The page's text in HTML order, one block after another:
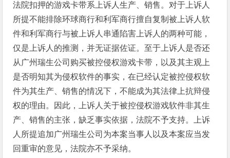
法院扣押的游戏卡带系上诉人生产、销售。对于上诉人
所提不能排除环球商行和利军商行擅自复制被上诉人软
件和利军商行与被上诉人串通陷害上诉人的两种可能，
仅是上诉人的推测，并无证据佐证。至于上诉人是否还
从广州瑞生公司购买被控侵权游戏卡带，以及其主观上
是否明知其为侵权软件的事实，在已经认定被控侵权软
件为其生产、销售的情况下，不能成为其法律上抗辩侵
权的理由。因此，上诉人关于被控侵权游戏软件非其生
产、销售的主张，缺乏事实依据，法院不予支持。上诉
人所提追加广州瑞生公司为本案当事人以及本案应当发
回重审的意见，法院亦不予采纳。